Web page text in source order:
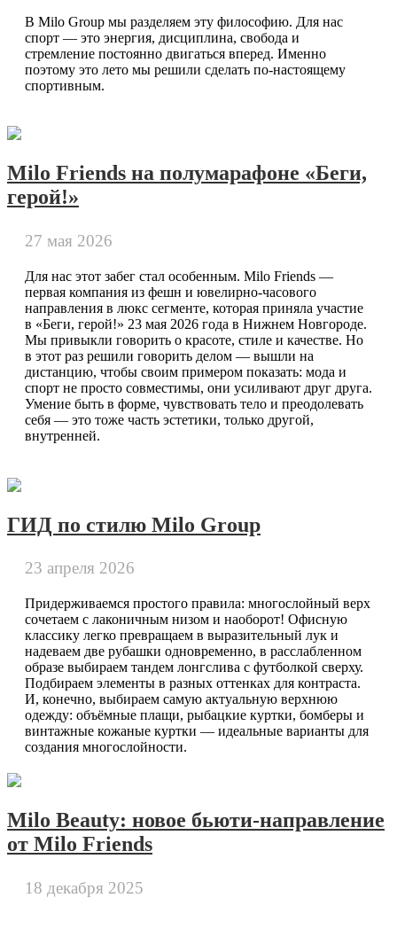
В Milo Group мы разделяем эту философию. Для нас
спорт — это энергия, дисциплина, свобода и
стремление постоянно двигаться вперед. Именно
поэтому это лето мы решили сделать по-настоящему
спортивным.
Milo Friends на полумарафоне «Беги,
герой!»
27 мая 2026
Для нас этот забег стал особенным. Milo Friends —
первая компания из фешн и ювелирно-часового
направления в люкс сегменте, которая приняла участие
в «Беги, герой!» 23 мая 2026 года в Нижнем Новгороде.
Мы привыкли говорить о красоте, стиле и качестве. Но
в этот раз решили говорить делом — вышли на
дистанцию, чтобы своим примером показать: мода и
спорт не просто совместимы, они усиливают друг друга.
Умение быть в форме, чувствовать тело и преодолевать
себя — это тоже часть эстетики, только другой,
внутренней.
ГИД по стилю Milo Group
23 апреля 2026
Придерживаемся простого правила: многослойный верх
сочетаем с лаконичным низом и наоборот! Офисную
классику легко превращаем в выразительный лук и
надеваем две рубашки одновременно, в расслабленном
образе выбираем тандем лонгслива с футболкой сверху.
Подбираем элементы в разных оттенках для контраста.
И, конечно, выбираем самую актуальную верхнюю
одежду: объёмные плащи, рыбацкие куртки, бомберы и
винтажные кожаные куртки — идеальные варианты для
создания многослойности.
Milo Beauty: новое бьюти-направление
от Milo Friends
18 декабря 2025